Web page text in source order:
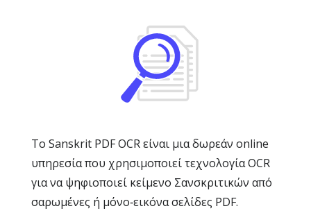
Το Sanskrit PDF OCR είναι μια δωρεάν online
υπηρεσία που χρησιμοποιεί τεχνολογία OCR
για να ψηφιοποιεί κείμενο Σανσκριτικών από
σαρωμένες ή μόνο‑εικόνα σελίδες PDF.